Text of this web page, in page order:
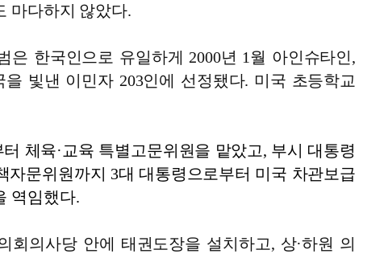
마다하지 않았다.
은 한국인으로 유일하게 2000년 1월 아인슈타인,
빛낸 이민자 203인에 선정됐다. 미국 초등학교
체육·교육 특별고문위원을 맡았고, 부시 대통령
자문위원까지 3대 대통령으로부터 미국 차관보급
역임했다.
회의사당 안에 태권도장을 설치하고, 상·하원 의